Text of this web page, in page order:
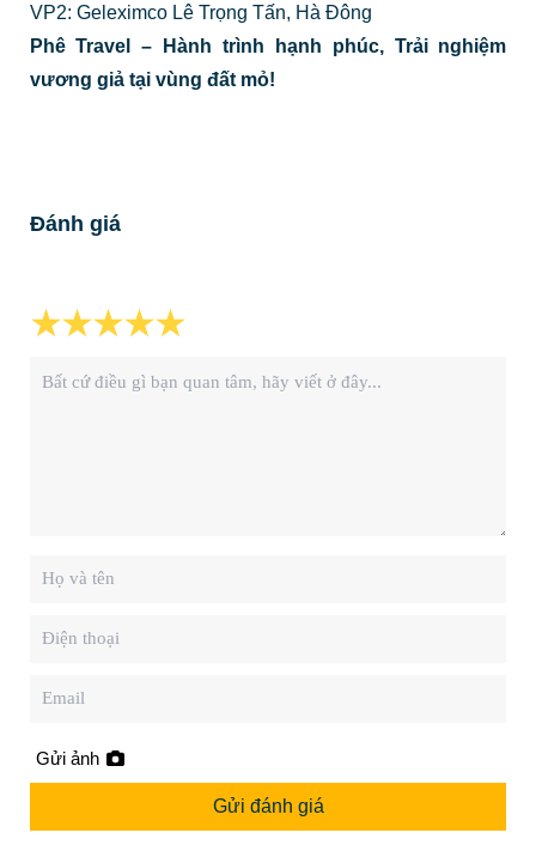
VP2: Geleximco Lê Trọng Tấn, Hà Đông
Phê Travel – Hành trình hạnh phúc, Trải nghiệm
vương giả tại vùng đất mỏ!
Đánh giá
Gửi ảnh
Gửi đánh giá